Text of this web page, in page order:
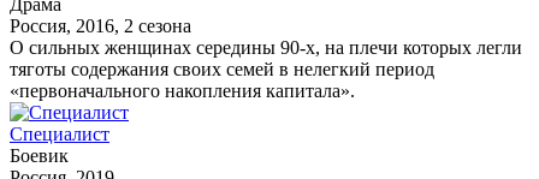
Россия, 2016, 2 сезона
О сильных женщинах середины 90-х, на плечи которых легли
тяготы содержания своих семей в нелегкий период
«первоначального накопления капитала».
Специалист
Боевик